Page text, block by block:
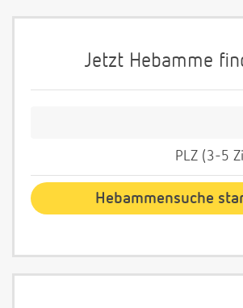
Jetzt Hebamme
PLZ (3-5